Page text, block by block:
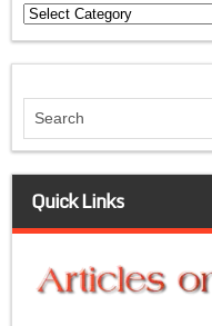
Categories
Quick Links